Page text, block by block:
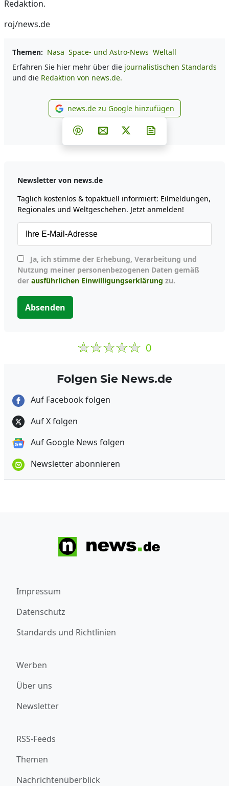
Redaktion.
roj/news.de
Themen: Nasa Space- und Astro-News Weltall
Erfahren Sie hier mehr über die journalistischen Standards
und die Redaktion von news.de.
news.de zu Google
news.de zu Google hinzufügen
Teilen auf Facebook
Teilen auf Whatsapp
Teilen auf Telegram
Teilen auf Pinterest
Per E-Mail teilen
Post auf X
Newsletter von news.de
Täglich kostenlos & topaktuell informiert: Eilmeldungen,
Regionales und Weltgeschehen. Jetzt anmelden!
Nutzung meiner personenbezogenen Daten gemäß
der ausführlichen Einwilligungserklärung zu.
Absenden
0
Folgen Sie News.de
Auf Facebook folgen
Auf X folgen
Auf Google News folgen
Newsletter abonnieren
Impressum
Datenschutz
Standards und Richtlinien
Werben
Über uns
Newsletter
RSS-Feeds
Themen
Nachrichtenüberblick